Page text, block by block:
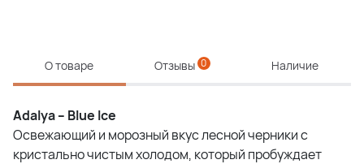
О товаре Отзывы 0 Наличие
Adalya – Blue Ice
Освежающий и морозный вкус лесной черники с
кристально чистым холодом, который пробуждает